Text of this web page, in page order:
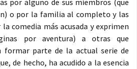
por alguno de sus miembros (que
o por la familia al completo y las
comedia más acusada y exprimen
por aventura) a otras que
formar parte de la actual serie de
de hecho, ha acudido a la esencia